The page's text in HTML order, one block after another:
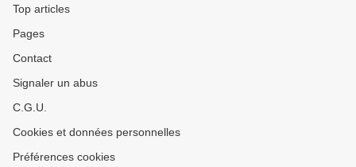
Top articles
Pages
Contact
Signaler un abus
C.G.U.
Cookies et données personnelles
Préférences cookies